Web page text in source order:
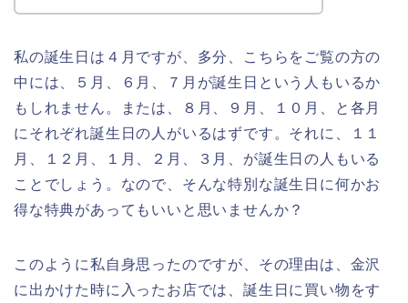
私の誕生日は４月ですが、多分、こちらをご覧の方の
中には、５月、６月、７月が誕生日という人もいるか
もしれません。または、８月、９月、１０月、と各月
にそれぞれ誕生日の人がいるはずです。それに、１１
月、１２月、１月、２月、３月、が誕生日の人もいる
ことでしょう。なので、そんな特別な誕生日に何かお
得な特典があってもいいと思いませんか？
このように私自身思ったのですが、その理由は、金沢
に出かけた時に入ったお店では、誕生日に買い物をす